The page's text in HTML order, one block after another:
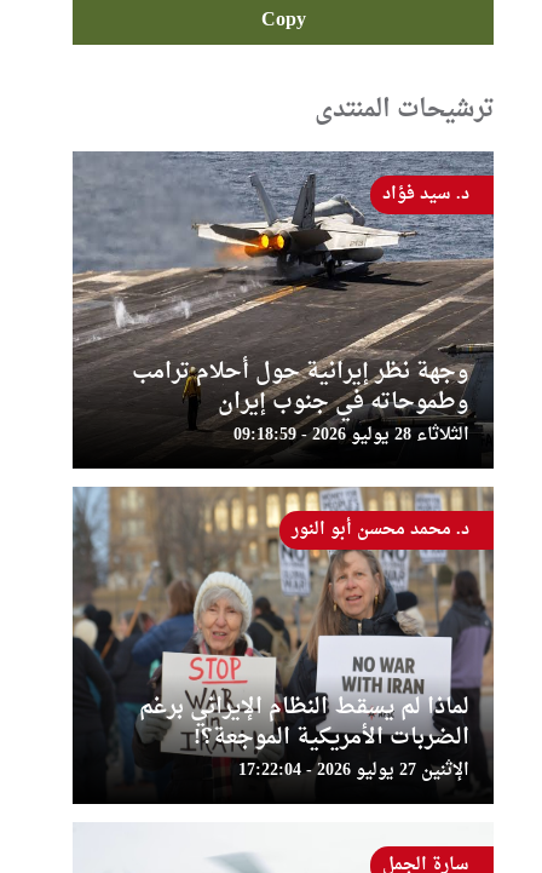
Copy
ترشيحات المنتدى
وجهة نظر إيرانية حول أحلام ترامب
وطموحاته في جنوب إيران
الثلاثاء 28 يوليو 2026 - 09:18:59
د. سيد فؤاد
لماذا لم يسقط النظام الإيراني برغم
الضربات الأمريكية الموجعة؟!
الإثنين 27 يوليو 2026 - 17:22:04
د. محمد محسن أبو النور
سارة الجمل